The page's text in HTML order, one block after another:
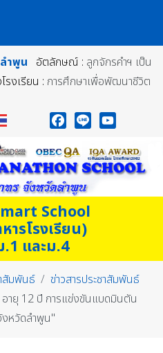
ำพูน อัตลักษณ์ : ลูกจักรคำฯ เป็น
รงเรียน : การศึกษาเพื่อพัฒนาชีวิต
School
ารโรงเรียน)
และม.4
สัมพันธ์
ข่าวสารประชาสัมพันธ์
อายุ 12 ปี การแข่งขันแบดมินตัน
งหวัดลำพูน"